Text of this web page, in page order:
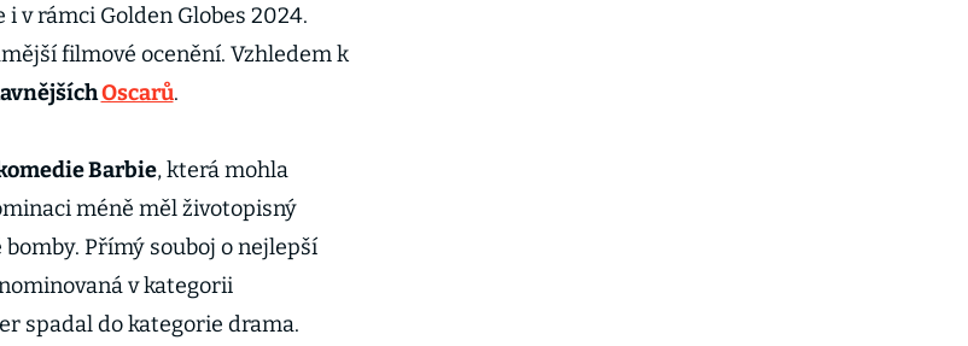
v rámci Golden Globes 2024.
filmové ocenění. Vzhledem k
Oscarů.
Barbie, která mohla
méně měl životopisný
Přímý souboj o nejlepší
v kategorii
spadal do kategorie drama.